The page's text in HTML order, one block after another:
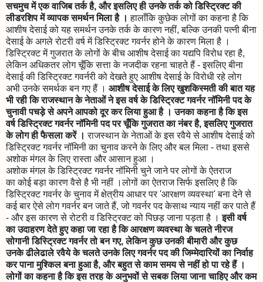
सचमुच में एक वाजिब तर्क है, और इसलिए ही उनके तर्क को डिस्ट्रिक्ट की
लीडरशिप में व्यापक समर्थन मिला है ।हालाँकि कुछेक लोगों का कहना है कि
आशीष देसाई को यह समर्थन उनके तर्क के कारण नहीं, बल्कि उनकी पत्नी बीना
देसाई के अगले रोटरी वर्ष में डिस्ट्रिक्ट गवर्नर होने के कारण मिला है ।
डिस्ट्रिक्ट में गुजरात के लोगों के बीच आशीष देसाई का यद्यपि विरोध रहा है,
लेकिन अधिकतर लोग चूँकि सत्ता के नजदीक रहना चाहते हैं - इसलिए बीना
देसाई की डिस्ट्रिक्ट गवर्नरी को देखते हुए आशीष देसाई के विरोधी रहे लोग
अभी उनके समर्थक बन गए हैं । आशीष देसाई के लिए खुशकिस्मती की बात यह
भी रही कि राजस्थान के नेताओं ने इस वर्ष के डिस्ट्रिक्ट गवर्नर नॉमिनी पद के
चुनावी पचड़े से अपने आपको दूर कर लिया हुआ है । उनका कहना है कि इस
वर्ष डिस्ट्रिक्ट गवर्नर नॉमिनी पद पर चूँकि गुजरात का नंबर है, इसलिए गुजरात
के लोग ही फैसला करें । राजस्थान के नेताओं के इस रवैये से आशीष देसाई को
डिस्ट्रिक्ट गवर्नर नॉमिनी का चुनाव करने के लिए और बल मिला - तथा इससे
अशोक मंगल के लिए रास्ता और आसान हुआ ।
अशोक मंगल के डिस्ट्रिक्ट गवर्नर नॉमिनी चुने जाने पर लोगों के ऐतराज
का कोई बड़ा कारण वैसे है भी नहीं ।लोगों का ऐतराज सिर्फ इसलिए है कि
डिस्ट्रिक्ट गवर्नर के चुनाव में क्षेत्रीय आधार पर 'आरक्षण व्यवस्था' बना देने से
कई बार ऐसे लोग गवर्नर बन जाते हैं, जो गवर्नर पद केसाथ न्याय नहीं कर पाते हैं
- और इस कारण से रोटरी व डिस्ट्रिक्ट को पिछड़ जाना पड़ता है ।इसी वर्ष
का उदाहरण देते हुए कहा जा रहा है कि आरक्षण व्यवस्था के चलते नीरज
सोगानी डिस्ट्रिक्ट गवर्नर तो बन गए, लेकिन कुछ उनकी बीमारी और कुछ
उनके ढीलेढाले रवैये के चलते उनके लिए गवर्नर पद की जिम्मेदारियों का निर्वाह
कर पाना मुश्किल बना हुआ है, और बहुत से काम समय से नहीं हो पा रहे हैं ।
लोगों का कहना है कि इस तरह के अनुभवों से सबक लिया जाना चाहिए और कम